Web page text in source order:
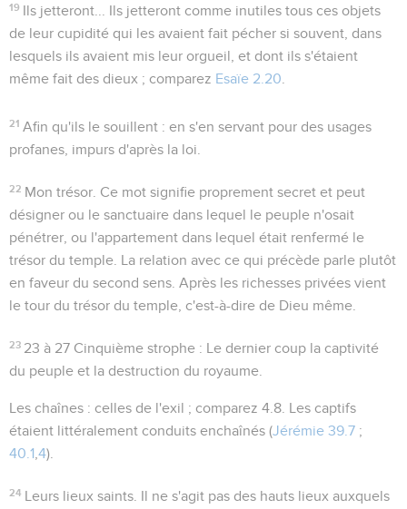
19 Ils jetteront...
Ils jetteront comme inutiles tous ces objets
de leur cupidité qui les avaient fait pécher si souvent, dans
lesquels ils avaient mis leur orgueil, et dont ils s'étaient
même fait des dieux ; comparez Esaïe 2.20
21 Afin qu'ils le souillent : en s'en servant pour des usages
profanes, impurs d'après la loi.
22 Mon trésor . Ce mot signifie proprementsecret et peut
désigner ou le sanctuaire dans lequel le peuple n'osait
pénétrer, ou l'appartement dans lequel était renfermé le
trésor du temple. La relation avec ce qui précède parle plutôt
en faveur du second sens. Après les richesses privées vient
le tour du trésor du temple, c'est-à-dire de Dieu même.
23 23 à 27 Cinquième strophe : Le dernier coup la captivité
du peuple et la destruction du royaume.
Les chaînes : celles de l'exil ; comparez 4.8 . Les captifs
étaient littéralement conduits enchaînés (Jérémie 39.7 ;
40.1 4).
24 Leurs lieux saints . Il ne s'agit pas des hauts lieux auxquels